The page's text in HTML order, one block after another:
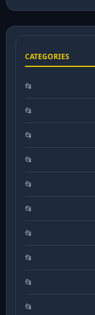
CATEGORIES